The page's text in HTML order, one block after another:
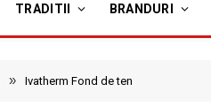
TRADITII BRANDURI
» Ivatherm Fond de ten